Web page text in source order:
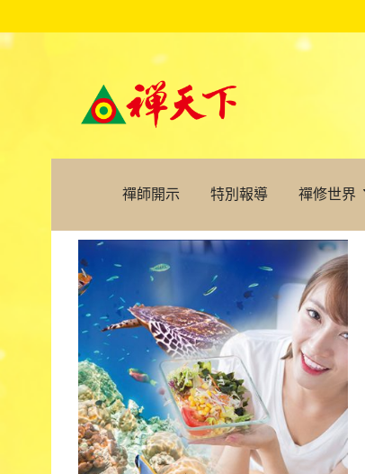
禪師開示 特別報導 禪修世界